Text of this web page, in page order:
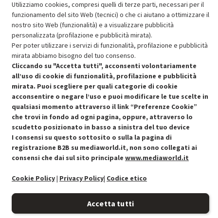
SCONTO RICONDIZIONATI
Approfitta dello sconto del 30% sul prodotto ricondizionato.
Condizioni generali di vendita
Cookie Policy
Preferenze cookie
Accessibilità
Recedere dal contratto qui
Utilizziamo cookies, compresi quelli di terze parti, necessari per il
funzionamento del sito Web (tecnici) o che ci aiutano a ottimizzare il
nostro sito Web (funzionalità) e a visualizzare pubblicità
personalizzata (profilazione e pubblicità mirata).
Per poter utilizzare i servizi di funzionalità, profilazione e pubblicità
mirata abbiamo bisogno del tuo consenso.
Cliccando su "Accetta tutti", acconsenti volontariamente
all’uso di cookie di funzionalità, profilazione e pubblicità
mirata. Puoi scegliere per quali categorie di cookie
acconsentire o negare l’uso e puoi modificare le tue scelte in
qualsiasi momento attraverso il link “Preferenze Cookie”
che trovi in fondo ad ogni pagina, oppure, attraverso lo
scudetto posizionato in basso a sinistra del tuo device
I consensi su questo sottosito o sulla la pagina di
registrazione B2B su mediaworld.it, non sono collegati ai
consensi che dai sul sito principale www.mediaworld.it
Cookie Policy| Privacy Policy| Codice etico
Accetta tutti